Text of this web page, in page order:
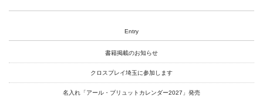
Entry
書籍掲載のお知らせ
クロスプレイ埼玉に参加します
名入れ「アール・ブリュットカレンダー2027」発売